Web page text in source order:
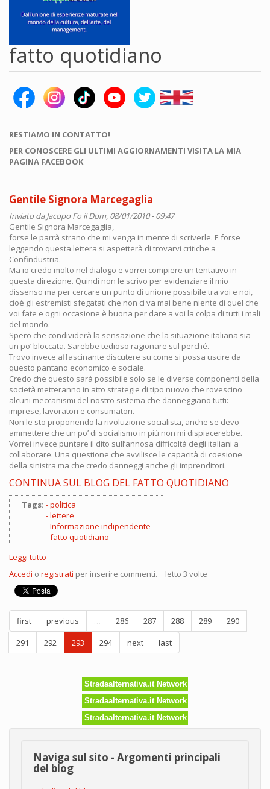
fatto quotidiano
RESTIAMO IN CONTATTO!
PER CONOSCERE GLI ULTIMI AGGIORNAMENTI VISITA LA MIA
PAGINA FACEBOOK
Gentile Signora Marcegaglia
Inviato daJacopo Fo il Dom, 08/01/2010 - 09:47
Gentile Signora Marcegaglia,
forse le parrà strano che mi venga in mente di scriverle. E forse
leggendo questa lettera si aspetterà di trovarvi critiche a
Confindustria.
Ma io credo molto nel dialogo e vorrei compiere un tentativo in
questa direzione. Quindi non le scrivo per evidenziare il mio
dissenso ma per cercare un punto di unione possibile tra voi e noi,
cioè gli estremisti sfegatati che non ci va mai bene niente di quel che
voi fate e ogni occasione è buona per dare a voi la colpa di tutti i mali
del mondo.
Spero che condividerà la sensazione che la situazione italiana sia
un po’ bloccata. Sarebbe tedioso ragionare sul perché.
Trovo invece affascinante discutere su come si possa uscire da
questo pantano economico e sociale.
Credo che questo sarà possibile solo se le diverse componenti della
società metteranno in atto strategie di tipo nuovo che rovescino
alcuni meccanismi del nostro sistema che danneggiano tutti:
imprese, lavoratori e consumatori.
Non le sto proponendo la rivoluzione socialista, anche se devo
ammettere che un po’ di socialismo in più non mi dispiacerebbe.
Vorrei invece puntare il dito sull’annosa difficoltà degli italiani a
collaborare. Una questione che avvilisce le capacità di coesione
della sinistra ma che credo danneggi anche gli imprenditori.
CONTINUA SUL BLOG DEL FATTO QUOTIDIANO
Tags:
politica
lettere
Informazione indipendente
fatto quotidiano
Leggi tutto
Signora
Marcegaglia
Accedi o registrati per inserire commenti. letto 3 volte
first previous … 286 287 288 289
290
291
292 293 294 next last
Stradaalternativa.it Network
Stradaalternativa.it Network
Stradaalternativa.it Network
Naviga sul sito - Argomenti principali
del blog